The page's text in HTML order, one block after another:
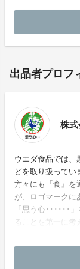
出品者プロフ
株
ウエダ食品では、
どを取り扱って
方々にも『食』を
が、ロゴマークに
「思う心･･････
ることを第一に考